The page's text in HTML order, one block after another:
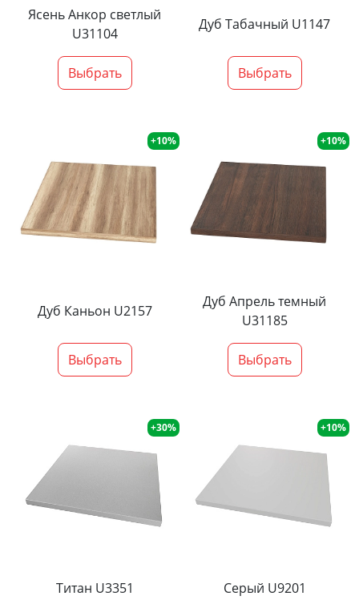
Ясень Анкор светлый
U31104
Выбрать
Дуб Табачный U1147
Выбрать
+10%
Дуб Каньон U2157
Выбрать
+10%
Дуб Апрель темный
U31185
Выбрать
+30%
Титан U3351
+10%
Серый U9201